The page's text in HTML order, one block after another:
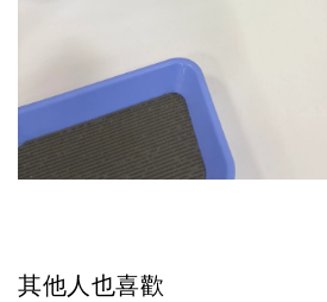
其他人也喜歡